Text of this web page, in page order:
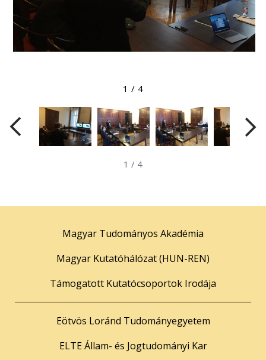
1 / 4
1 / 4
Magyar Tudományos Akadémia
Magyar Kutatóhálózat (HUN-REN)
Támogatott Kutatócsoportok Irodája
Eötvös Loránd Tudományegyetem
ELTE Állam- és Jogtudományi Kar